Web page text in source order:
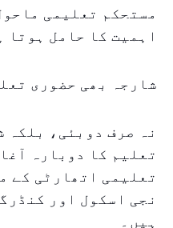
مستحکم تعلیمی
اہمیت کا حامل ہوتا
شارجہ بھی حضوری
نہ صرف دوبئی، بلکہ
تعلیم کا دوبارہ
تعلیمی اتھارٹی کے
نجی اسکول اور
ہیں۔